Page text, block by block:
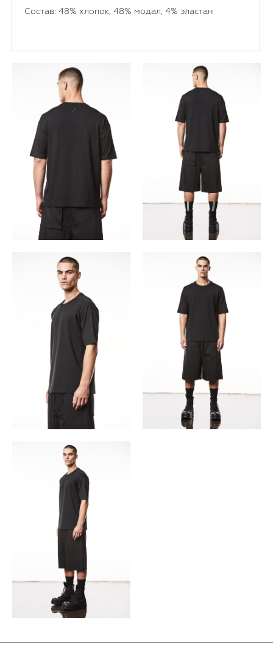
Состав: 48% хлопок, 48% модал, 4% эластан